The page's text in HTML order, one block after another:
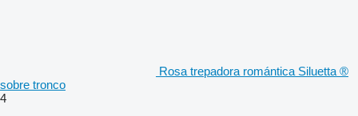
Rosa trepadora romántica Siluetta ®
sobre tronco
4